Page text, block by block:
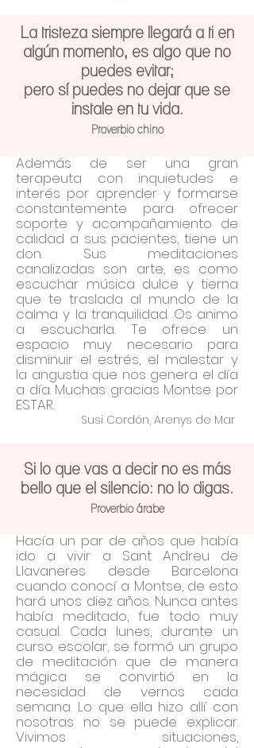
La tristeza siempre llegará a ti en
algún momento, es algo que no
puedes evitar;
pero sí puedes no dejar que se
instale en tu vida.
Proverbio chino
Además de ser una gran
terapeuta con inquietudes e
interés por aprender y formarse
constantemente para ofrecer
soporte y acompañamiento de
calidad a sus pacientes, tiene un
don. Sus meditaciones
canalizadas son arte, es como
escuchar música dulce y tierna
que te traslada al mundo de la
calma y la tranquilidad. Os animo
a escucharla. Te ofrece un
espacio muy necesario para
disminuir el estrés, el malestar y
la angustia que nos genera el día
a día. Muchas gracias Montse por
ESTAR.
Susi Cordón, Arenys de Mar
Si lo que vas a decir no es más
bello que el silencio: no lo digas.
Proverbio árabe
Hacía un par de años que había
ido a vivir a Sant Andreu de
Llavaneres desde Barcelona
cuando conocí a Montse, de esto
hará unos diez años. Nunca antes
había meditado, fue todo muy
casual. Cada lunes, durante un
curso escolar, se formó un grupo
de meditación que de manera
mágica se convirtió en la
necesidad de vernos cada
semana. Lo que ella hizo allí con
nosotras no se puede explicar.
Vivimos situaciones,